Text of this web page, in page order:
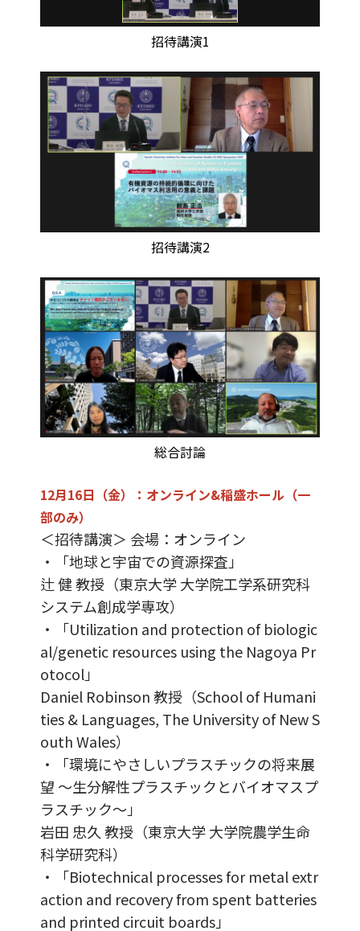
招待講演1
招待講演2
総合討論
12月16日（金）：オンライン&稲盛ホール（一
部のみ）
＜招待講演＞ 会場：オンライン
・「地球と宇宙での資源探査」
辻 健 教授（東京大学 大学院工学系研究科
システム創成学専攻）
・「Utilization and protection of biologic
al/genetic resources using the Nagoya Pr
otocol」
Daniel Robinson 教授（School of Humani
ties & Languages, The University of New S
outh Wales）
・「環境にやさしいプラスチックの将来展
望 ～生分解性プラスチックとバイオマスプ
ラスチック～」
岩田 忠久 教授（東京大学 大学院農学生命
科学研究科）
・「Biotechnical processes for metal extr
action and recovery from spent batteries
and printed circuit boards」